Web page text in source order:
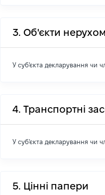
3. Об'єкти
У суб'єкта декларування чи
4. Транспортні
У суб'єкта декларування чи
5. Цінні папери